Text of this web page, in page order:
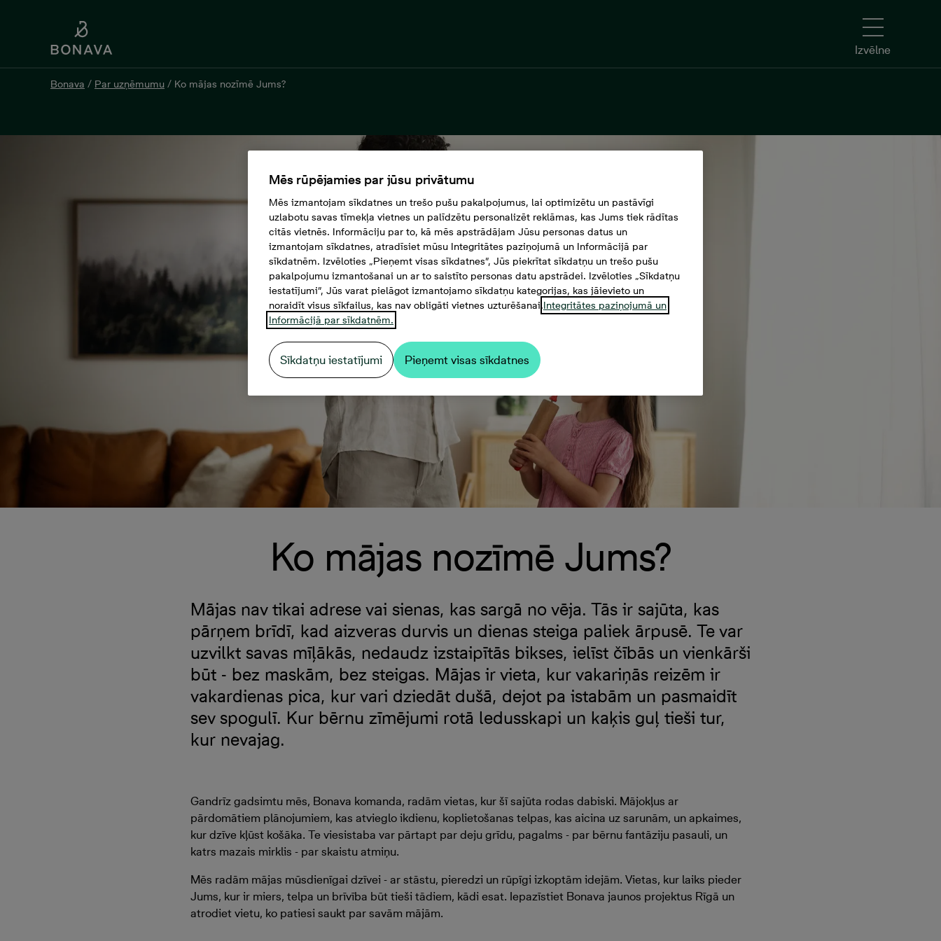
Izvēlne
Bonava / Par uzņēmumu / Ko mājas nozīmē Jums?
Ko mājas nozīmē Jums?
Mājas nav tikai adrese vai sienas, kas sargā no vēja. Tās ir sajūta, kas
pārņem brīdī, kad aizveras durvis un dienas steiga paliek ārpusē. Te var
uzvilkt savas mīļākās, nedaudz izstaipītās bikses, ielīst čībās un vienkārši
būt - bez maskām, bez steigas. Mājas ir vieta, kur vakariņās reizēm ir
vakardienas pica, kur vari dziedāt dušā, dejot pa istabām un pasmaidīt
sev spogulī. Kur bērnu zīmējumi rotā ledusskapi un kaķis guļ tieši tur,
kur nevajag.
Gandrīz gadsimtu mēs, Bonava komanda, radām vietas, kur šī sajūta rodas dabiski. Mājokļus ar
pārdomātiem plānojumiem, kas atvieglo ikdienu, koplietošanas telpas, kas aicina uz sarunām, un apkaimes,
kur dzīve kļūst košāka. Te viesistaba var pārtapt par deju grīdu, pagalms - par bērnu fantāziju pasauli, un
katrs mazais mirklis - par skaistu atmiņu.
Mēs radām mājas mūsdienīgai dzīvei - ar stāstu, pieredzi un rūpīgi izkoptām idejām. Vietas, kur laiks pieder
Jums, kur ir miers, telpa un brīvība būt tieši tādiem, kādi esat. Iepazīstiet Bonava jaunos projektus Rīgā un
atrodiet vietu, ko patiesi saukt par savām mājām.
Mēs rūpējamies par jūsu privātumu
Mēs izmantojam sīkdatnes un trešo pušu pakalpojumus, lai optimizētu un pastāvīgi
uzlabotu savas tīmekļa vietnes un palīdzētu personalizēt reklāmas, kas Jums tiek rādītas
citās vietnēs. Informāciju par to, kā mēs apstrādājam Jūsu personas datus un
izmantojam sīkdatnes, atradīsiet mūsu Integritātes paziņojumā un Informācijā par
sīkdatnēm. Izvēloties „Pieņemt visas sīkdatnes”, Jūs piekrītat sīkdatņu un trešo pušu
pakalpojumu izmantošanai un ar to saistīto personas datu apstrādei. Izvēloties „Sīkdatņu
iestatījumi”, Jūs varat pielāgot izmantojamo sīkdatņu kategorijas, kas jāievieto un
noraidīt visus sīkfailus, kas nav obligāti vietnes uzturēšanai.Integritātes paziņojumā un
Informācijā par sīkdatnēm.
Sīkdatņu iestatījumi Pieņemt visas sīkdatnes